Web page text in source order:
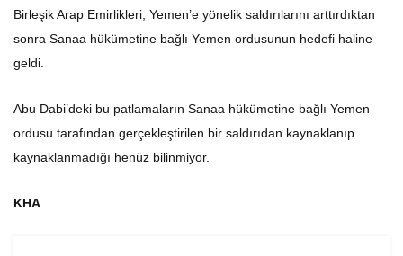
Birleşik Arap Emirlikleri, Yemen’e yönelik saldırılarını arttırdıktan
sonra Sanaa hükümetine bağlı Yemen ordusunun hedefi haline
geldi.
Abu Dabi’deki bu patlamaların Sanaa hükümetine bağlı Yemen
ordusu tarafından gerçekleştirilen bir saldırıdan kaynaklanıp
kaynaklanmadığı henüz bilinmiyor.
KHA